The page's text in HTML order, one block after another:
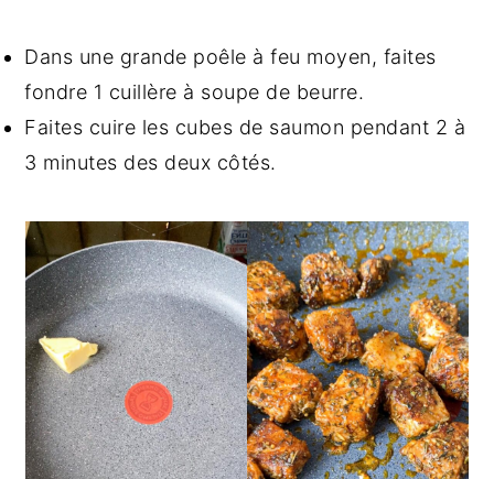
Dans une grande poêle à feu moyen, faites
fondre 1 cuillère à soupe de beurre.
Faites cuire les cubes de saumon pendant 2 à
3 minutes des deux côtés.